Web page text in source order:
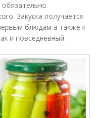
обязательно
Закуска получается
блюдам а также к
и повседневный.